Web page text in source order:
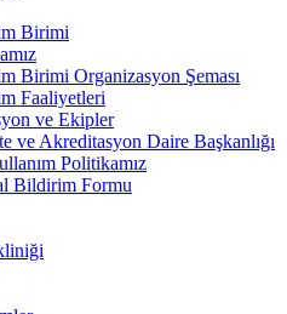
Birimi
Birimi Organizasyon Şeması
Faaliyetleri
ve Ekipler
ve Akreditasyon Daire Başkanlığı
Politikamız
Bildirim Formu